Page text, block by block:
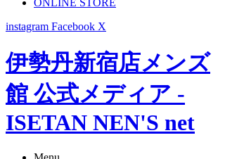
ONLINE STORE
instagram Facebook X
伊勢丹新宿店メンズ
館 公式メディア -
ISETAN NEN'S net